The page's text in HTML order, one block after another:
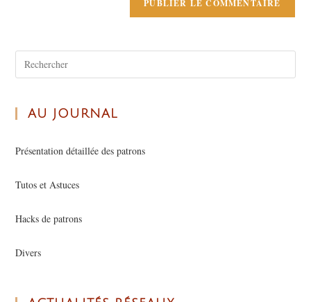
AU JOURNAL
Présentation détaillée des patrons
Tutos et Astuces
Hacks de patrons
Divers